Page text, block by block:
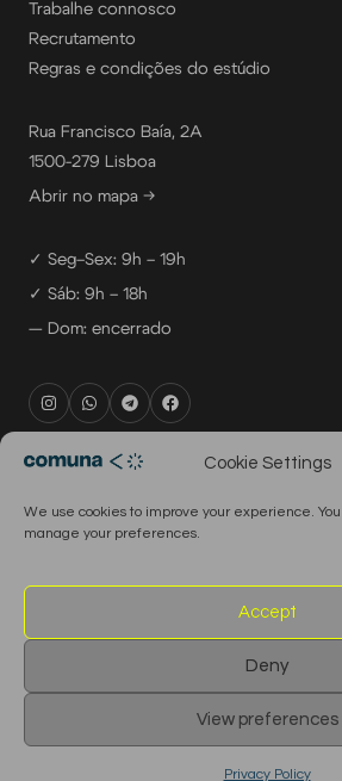
Cookie Settings
We use cookies to improve your experience.
manage your preferences.
Accept
Deny
View preferences
Privacy Policy
Trabalhe connosco
Recrutamento
Regras e condições do estúdio
Rua Francisco Baía, 2A
1500-279 Lisboa
Abrir no mapa →
✓ Seg–Sex: 9h – 19h
✓ Sáb: 9h – 18h
— Dom: encerrado
rental@comuna.pt
production@comuna.pt
English